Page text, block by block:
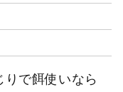
で餌使いなら